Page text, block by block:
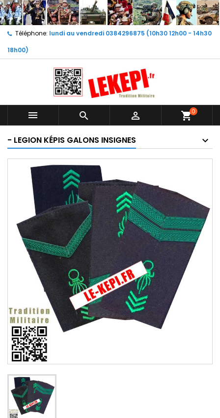
Téléphone: lundi au vendredi 0384296875 (10h30 12h00 - 14h30
18h00)
   shopping_cart0
- LEGION KÉPIS GALONS INSIGNES